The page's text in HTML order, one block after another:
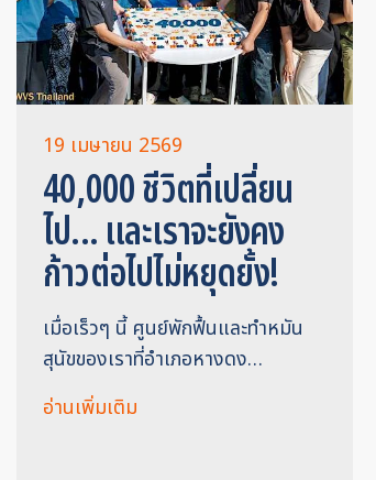
19 เมษายน 2569
40,000 ชีวิตที่เปลี่ยน
ไป... และเราจะยังคง
ก้าวต่อไปไม่หยุดยั้ง!
เมื่อเร็วๆ นี้ ศูนย์พักฟื้นและทำหมัน
สุนัขของเราที่อำเภอหางดง…
อ่านเพิ่มเติม